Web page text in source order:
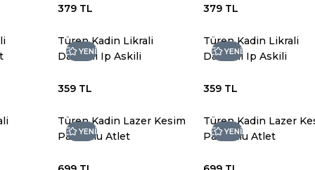
379 TL 379 TL
YENİ
Türen Kadin Likrali
Dantelli Ip Askili
359 TL
YENİ
Türen Kadin Likrali
Dantelli Ip Askili
359 TL
YENİ
Türen Kadin Lazer Kesim
Pamuklu Atlet
YENİ
Türen Kadin Lazer
Pamuklu Atlet